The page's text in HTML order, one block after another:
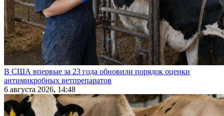
В США впервые за 23 года обновили порядок оценки
антимикробных ветпрепаратов
6 августа 2026, 14:48